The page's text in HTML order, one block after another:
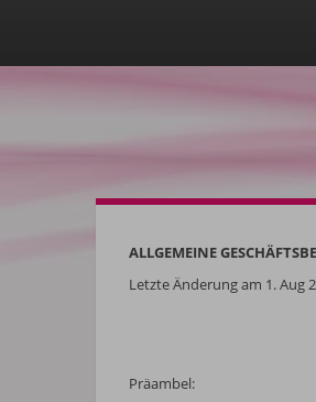
ALLGEMEINE
Letzte Änderung am 1. Aug
Präambel: